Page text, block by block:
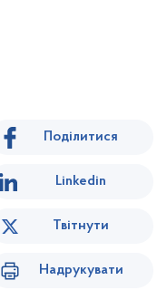
Поділитися
Linkedin
Твітнути
Надрукувати